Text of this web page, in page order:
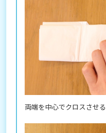
両端を中心でクロスさせ